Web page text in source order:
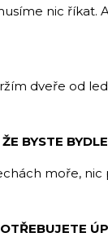
nic říkat.
dveře od
BYSTE
moře,